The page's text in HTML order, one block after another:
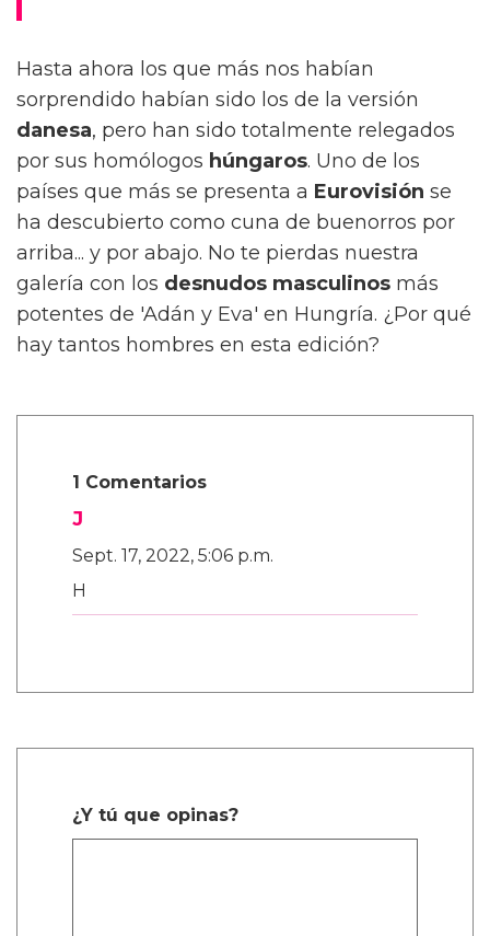
Hasta ahora los que más nos habían
sorprendido habían sido los de la versión
danesa, pero han sido totalmente relegados
por sus homólogos húngaros. Uno de los
países que más se presenta a Eurovisión se
ha descubierto como cuna de buenorros por
arriba... y por abajo. No te pierdas nuestra
galería con los desnudos masculinos más
potentes de 'Adán y Eva' en Hungría. ¿Por qué
hay tantos hombres en esta edición?
1 Comentarios
J
Sept. 17, 2022, 5:06 p.m.
H
¿Y tú que opinas?